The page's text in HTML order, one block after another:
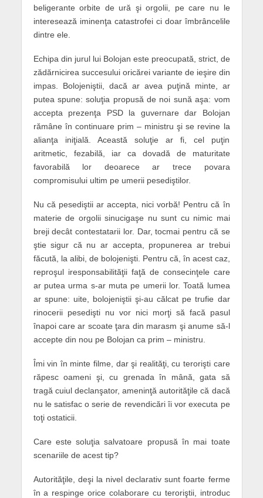
beligerante orbite de ură şi orgolii, pe care nu le
interesează iminenţa catastrofei ci doar îmbrâncelile
dintre ele.
Echipa din jurul lui Bolojan este preocupată, strict, de
zădărnicirea succesului oricărei variante de ieşire din
impas. Bolojeniştii, dacă ar avea puţină minte, ar
putea spune: soluţia propusă de noi sună aşa: vom
accepta prezenţa PSD la guvernare dar Bolojan
rămâne în continuare prim – ministru şi se revine la
alianţa iniţială. Această soluţie ar fi, cel puţin
aritmetic, fezabilă, iar ca dovadă de maturitate
favorabilă lor deoarece ar trece povara
compromisului ultim pe umerii pesediştilor.
Nu că pesediştii ar accepta, nici vorbă! Pentru că în
materie de orgolii sinucigaşe nu sunt cu nimic mai
breji decât contestatarii lor. Dar, tocmai pentru că se
ştie sigur că nu ar accepta, propunerea ar trebui
făcută, la alibi, de bolojenişti. Pentru că, în acest caz,
reproşul iresponsabilităţii faţă de consecinţele care
ar putea urma s-ar muta pe umerii lor. Toată lumea
ar spune: uite, bolojeniştii şi-au călcat pe trufie dar
rinocerii pesedişti nu vor nici morţi să facă pasul
înapoi care ar scoate ţara din marasm şi anume să-l
accepte din nou pe Bolojan ca prim – ministru.
Îmi vin în minte filme, dar şi realităţi, cu terorişti care
răpesc oameni şi, cu grenada în mână, gata să
tragă cuiul declanşator, ameninţă autorităţile că dacă
nu le satisfac o serie de revendicări îi vor executa pe
toţi ostaticii.
Care este soluţia salvatoare propusă în mai toate
scenariile de acest tip?
Autorităţile, deşi la nivel declarativ sunt foarte ferme
în a respinge orice colaborare cu teroriştii, introduc